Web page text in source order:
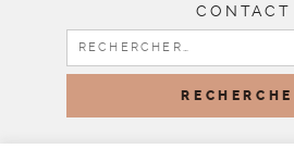
CONTACT